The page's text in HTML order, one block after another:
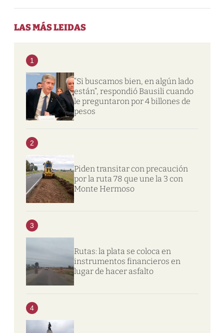
LAS MÁS LEIDAS
1
“Si buscamos bien, en algún lado
están”, respondió Bausili cuando
le preguntaron por 4 billones de
pesos
2
Piden transitar con precaución
por la ruta 78 que une la 3 con
Monte Hermoso
3
Rutas: la plata se coloca en
instrumentos financieros en
lugar de hacer asfalto
4